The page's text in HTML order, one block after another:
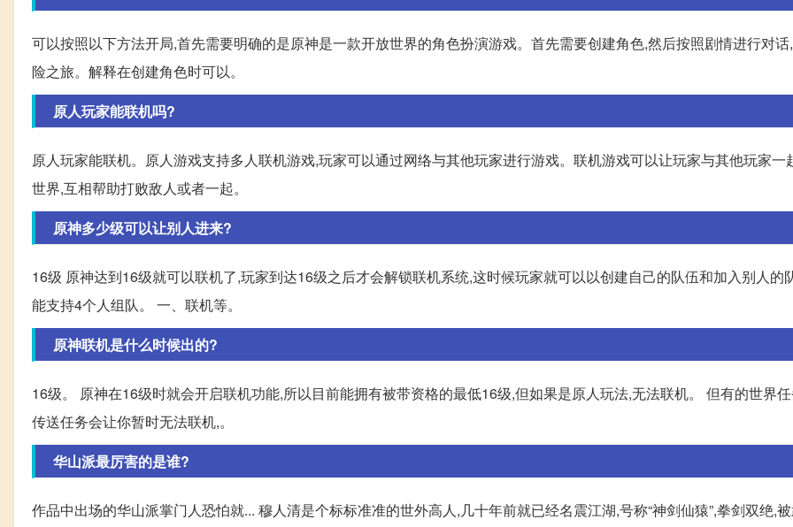
可以按照以下方法开局,首先需要明确的是原神是一款开放世界的角色扮演游戏。首先需要创建角色,然后按照剧情进行对
险之旅。解释在创建角色时可以。
原人玩家能联机吗?
原人玩家能联机。原人游戏支持多人联机游戏,玩家可以通过网络与其他玩家进行游戏。联机游戏可以让玩家与其他玩家一
世界,互相帮助打败敌人或者一起。
原神多少级可以让别人进来?
16级 原神达到16级就可以联机了,玩家到达16级之后才会解锁联机系统,这时候玩家就可以以创建自己的队伍和加入别人的
能支持4个人组队。 一、联机等。
原神联机是什么时候出的?
16级。 原神在16级时就会开启联机功能,所以目前能拥有被带资格的最低16级,但如果是原人玩法,无法联机。 但有的世界
传送任务会让你暂时无法联机,。
华山派最厉害的是谁?
作品中出场的华山派掌门人恐怕就... 穆人清是个标标准准的世外高人,几十年前就已经名震江湖,号称“神剑仙猿”,拳剑双绝,